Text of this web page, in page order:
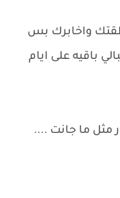
واخابرك بس
باقيه على ايام
مثل ما جانت ....